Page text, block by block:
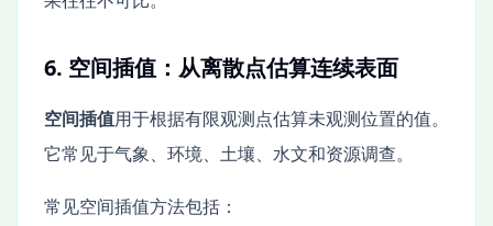
6. 空间插值：从离散点估算连续表面
空间插值用于根据有限观测点估算未观测位置的值。
它常见于气象、环境、土壤、水文和资源调查。
常见空间插值方法包括：